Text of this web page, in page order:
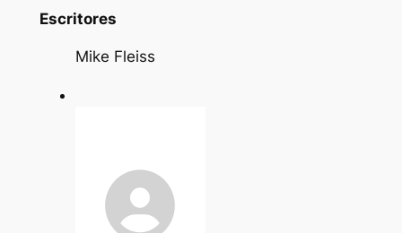
Escritores
Mike Fleiss